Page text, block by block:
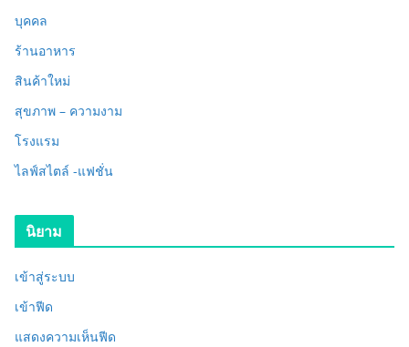
บุคคล
ร้านอาหาร
สินค้าใหม่
สุขภาพ – ความงาม
โรงแรม
ไลฟ์สไตล์ -แฟชั่น
นิยาม
เข้าสู่ระบบ
เข้าฟีด
แสดงความเห็นฟีด